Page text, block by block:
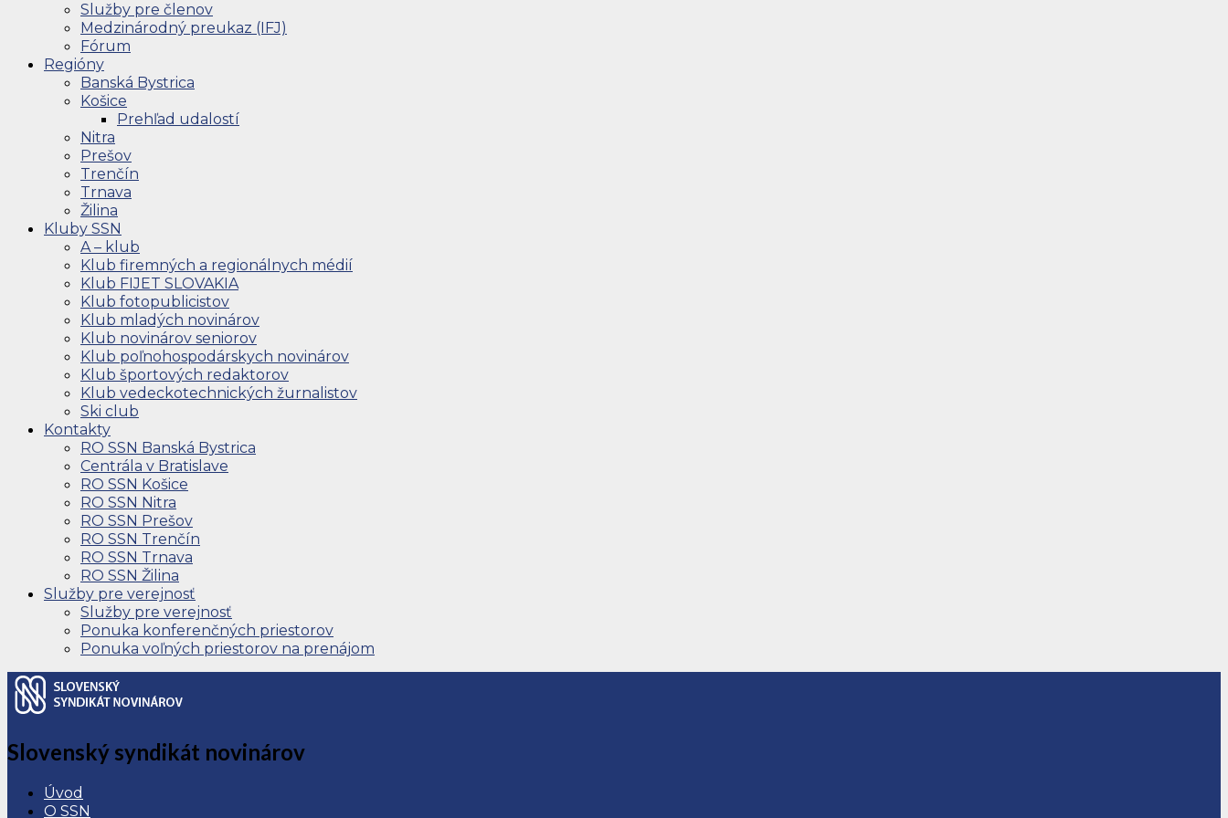
Služby pre členov
Medzinárodný preukaz (IFJ)
Fórum
Regióny
Banská Bystrica
Košice
Prehľad udalostí
Nitra
Prešov
Trenčín
Trnava
Žilina
Kluby SSN
A – klub
Klub firemných a regionálnych médií
Klub FIJET SLOVAKIA
Klub fotopublicistov
Klub mladých novinárov
Klub novinárov seniorov
Klub poľnohospodárskych novinárov
Klub športových redaktorov
Klub vedeckotechnických žurnalistov
Ski club
Kontakty
RO SSN Banská Bystrica
Centrála v Bratislave
RO SSN Košice
RO SSN Nitra
RO SSN Prešov
RO SSN Trenčín
RO SSN Trnava
RO SSN Žilina
Služby pre verejnosť
Služby pre verejnosť
Ponuka konferenčných priestorov
Ponuka voľných priestorov na prenájom
Slovenský syndikát novinárov
Úvod
O SSN